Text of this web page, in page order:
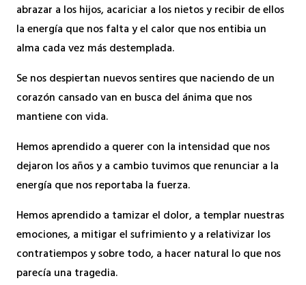
abrazar a los hijos, acariciar a los nietos y recibir de ellos
la energía que nos falta y el calor que nos entibia un
alma cada vez más destemplada.
Se nos despiertan nuevos sentires que naciendo de un
corazón cansado van en busca del ánima que nos
mantiene con vida.
Hemos aprendido a querer con la intensidad que nos
dejaron los años y a cambio tuvimos que renunciar a la
energía que nos reportaba la fuerza.
Hemos aprendido a tamizar el dolor, a templar nuestras
emociones, a mitigar el sufrimiento y a relativizar los
contratiempos y sobre todo, a hacer natural lo que nos
parecía una tragedia.